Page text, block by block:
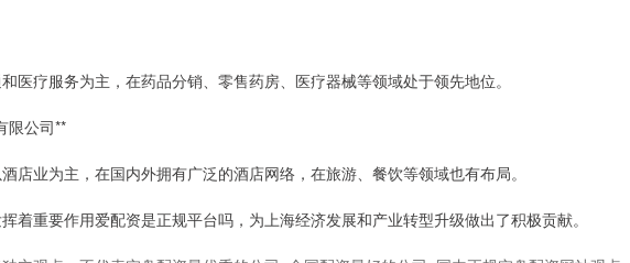
医疗服务为主，在药品分销、零售药房、医疗器械等领域处于领先地位。
限公司**
店业为主，在国内外拥有广泛的酒店网络，在旅游、餐饮等领域也有布局。
着重要作用爱配资是正规平台吗，为上海经济发展和产业转型升级做出了积极贡献。